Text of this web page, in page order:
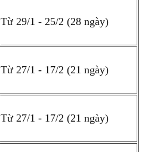
Từ 29/1 - 25/2 (28 ngày)
Từ 27/1 - 17/2 (21 ngày)
Từ 27/1 - 17/2 (21 ngày)